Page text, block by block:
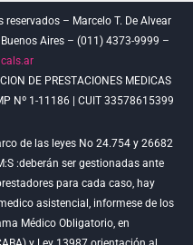
– Marcelo T. De Alvear
Aires – (011) 4373-9999 –
DE PRESTACIONES MEDICAS
Nº 1-11186 | CUIT 33578615399
de las leyes No 24.754 y 26682
:deberán ser gestionadas ante
para cada caso, hay
asistencial, informese de los
Médico Obligatorio, en